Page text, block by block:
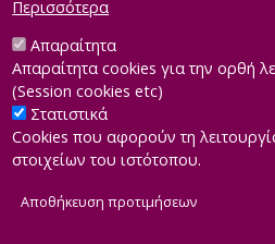
Developed byINTEROPTICS
Περισσότερα
Απαραίτητα
Απαραίτητα cookies για την ορθή
(Session cookies etc)
Στατιστικά
Cookies που αφορούν τη
στοιχείων του ιστότοπου.
Αποθήκευση προτιμήσεων